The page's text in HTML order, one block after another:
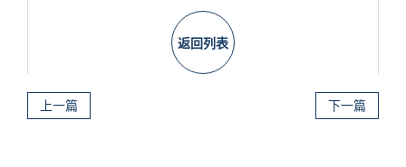
返回列表
上一篇 下一篇